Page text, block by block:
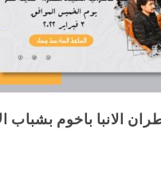
الانبا باخوم بشباب